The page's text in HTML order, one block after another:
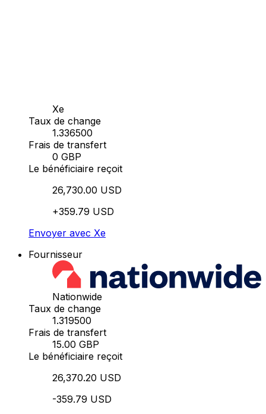
Xe
Taux de change
1.336500
Frais de transfert
0 GBP
Le bénéficiaire reçoit
26,730.00 USD
+359.79 USD
Envoyer avec Xe
Fournisseur
Nationwide
Taux de change
1.319500
Frais de transfert
15.00 GBP
Le bénéficiaire reçoit
26,370.20 USD
-359.79 USD